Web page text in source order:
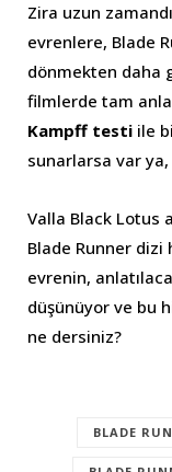
Zira uzun
evrenlere, Blade
dönmekten daha
filmlerde tam
Kampff testi ile
sunarlarsa var
Valla Black Lotus
Blade Runner
evrenin,
düşünüyor ve bu
ne dersiniz?
BLADE